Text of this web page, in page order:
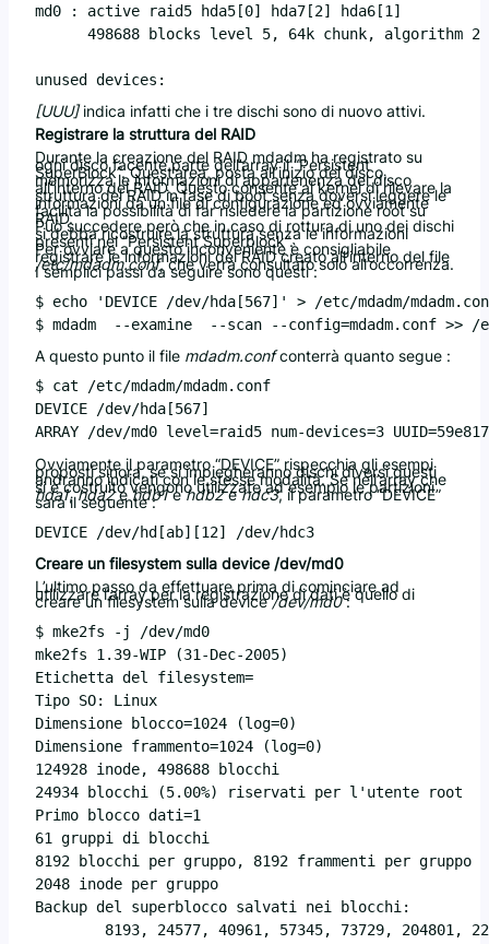
md0 : active raid5 hda5[0] hda7[2] hda6[1]
498688 blocks level 5, 64k chunk, algorithm 2
unused devices:
[UUU]indica infatti che i tre dischi sono di nuovo attivi.
Registrare la struttura del RAID
Durante la creazione del RAID mdadm ha registrato su
ogni disco facente parte dell’array il “Persistent
SuperBlock”. Quest’area, posta all’inizio del disco,
memorizza le informazioni di appartenenza del disco
all’interno del RAID. Questo consente al kernel di rilevare la
struttura del RAID in fase di boot senza doversi leggere le
informazioni da un file di configurazione ed ovviamente
facilita la possibilità di far risiedere la partizione root su
RAID.
Può succedere però che in caso di rottura di uno dei dischi
si debba ricostruire la struttura senza le informazioni
presenti nel “Persistent Superblock”.
Per ovviare a questo inconveniente è consigliabile
registrare le informazioni del RAID creato all’interno del file
/etc/mdadm.conf, che verrà consultato solo all’occorrenza.
I semplici passi da seguire sono questi :
$ echo 'DEVICE /dev/hda[567]' > /etc/mdadm/
A questo punto il file mdadm.confconterrà quanto segue :
$ cat /etc/mdadm/mdadm.conf
DEVICE /dev/hda[567]
Ovviamente il parametro “DEVICE” rispecchia gli esempi
proposti sinora, se si impiegheranno dischi diversi questi
andranno indicati con le stesse modalità. Se nell’array che
si è costruito vengono utilizzate ad esempio le partizioni
hda1,hda2ehdb1ehdb2ehdc3, il parametro “DEVICE”
sarà il seguente :
Creare un filesystem sulla device /dev/md0
L’ultimo passo da effettuare prima di cominciare ad
utilizzare l’array per la registrazione di dati è quello di
creare un filesystem sulla device/dev/md0:
$ mke2fs -j /dev/md0
mke2fs 1.39-WIP (31-Dec-2005)
Etichetta del filesystem=
Tipo SO: Linux
Dimensione blocco=1024 (log=0)
Dimensione frammento=1024 (log=0)
124928 inode, 498688 blocchi
24934 blocchi (5.00%) riservati per l'utente root
Primo blocco dati=1
61 gruppi di blocchi
8192 blocchi per gruppo, 8192 frammenti per gruppo
2048 inode per gruppo
Backup del superblocco salvati nei blocchi:
8193, 24577, 40961, 57345, 73729, 204801,